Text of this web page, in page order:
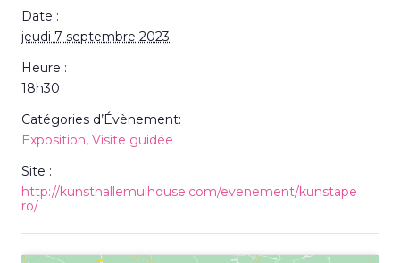
Date :
jeudi 7 septembre 2023
Heure :
18h30
Catégories d’Évènement:
Exposition, Visite guidée
Site :
http://kunsthallemulhouse.com/evenement/kunstape
ro/